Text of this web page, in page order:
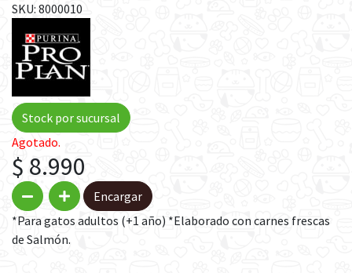
SKU: 8000010
Stock por sucursal
Agotado.
$ 8.990
Encargar
*Para gatos adultos (+1 año) *Elaborado con carnes frescas
de Salmón.